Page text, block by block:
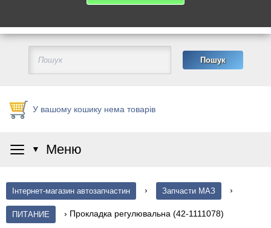
У вашому кошику нема товарів
≡ ▼ Меню
Інтернет-магазин автозапчастин › Запчасти МАЗ ›
ПИТАНИЕ › Прокладка регулювальна (42-1111078)